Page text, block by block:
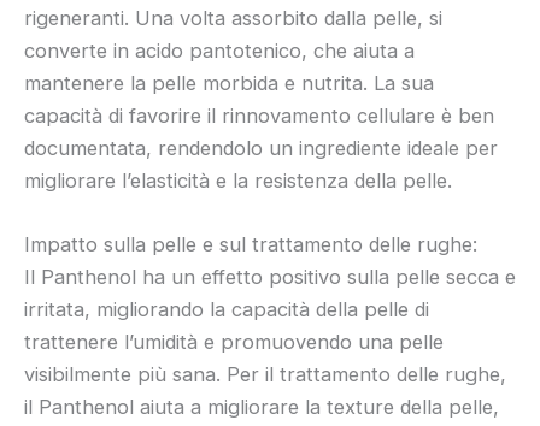
rigeneranti. Una volta assorbito dalla pelle, si
converte in acido pantotenico, che aiuta a
mantenere la pelle morbida e nutrita. La sua
capacità di favorire il rinnovamento cellulare è ben
documentata, rendendolo un ingrediente ideale per
migliorare l’elasticità e la resistenza della pelle.
Impatto sulla pelle e sul trattamento delle rughe:
Il Panthenol ha un effetto positivo sulla pelle secca e
irritata, migliorando la capacità della pelle di
trattenere l’umidità e promuovendo una pelle
visibilmente più sana. Per il trattamento delle rughe,
il Panthenol aiuta a migliorare la texture della pelle,